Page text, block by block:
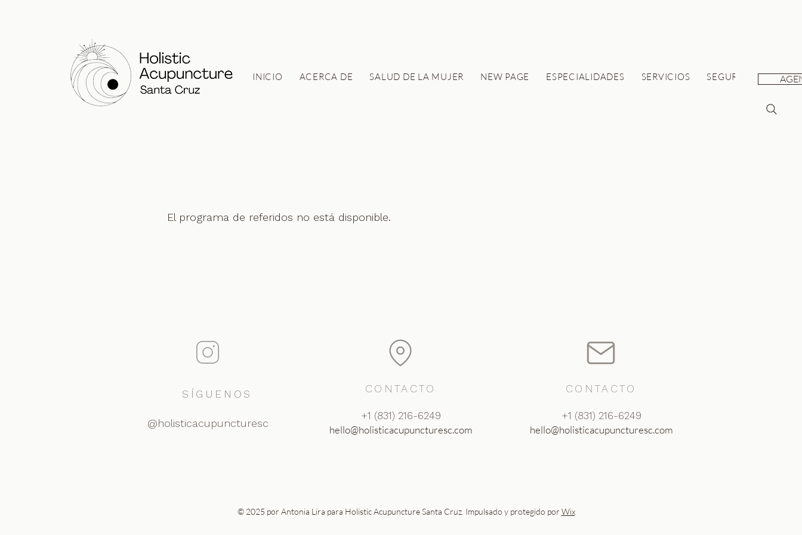
INICIO ACERCA DE SALUD DE LA MUJER NEW PAGE ESPECIALIDADES SERVICIOS SEGUROS SALUD
El programa de referidos no está disponible.
SÍGUENOS
@holisticacupuncturesc
CONTACTO
‪+1 (831) 216-6249‬
hello@holisticacupuncturesc.com
CONTACTO
‪+1 (831) 216-6249‬
hello@holisticacupuncturesc.com
© 2025 por Antonia Lira para Holistic Acupuncture Santa Cruz. Impulsado y protegido por Wix